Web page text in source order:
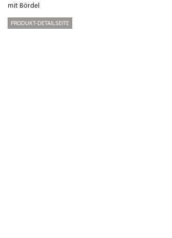
mit Bördel
PRODUKT-DETAILSEITE